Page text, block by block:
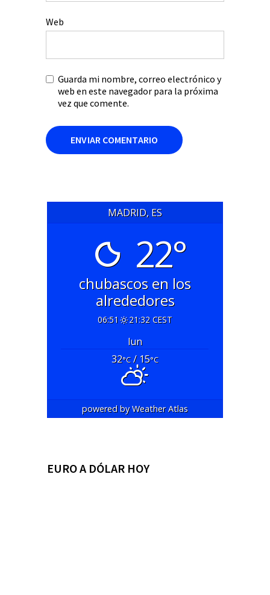
Web
Guarda mi nombre, correo electrónico y
web en este navegador para la próxima
vez que comente.
MADRID, ES
22°
chubascos en los
alrededores
06:51 21:32 CEST
lun
32°C/ 15°C
powered byWeather Atlas
EURO A DÓLAR HOY